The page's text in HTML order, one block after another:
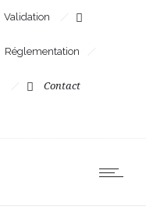
Validation
Réglementation
Contact